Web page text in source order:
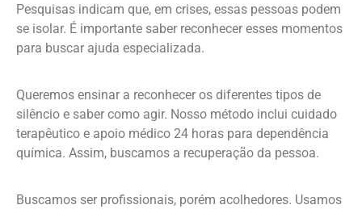
Pesquisas indicam que, em crises, essas pessoas podem
se isolar. É importante saber reconhecer esses momentos
para buscar ajuda especializada.
Queremos ensinar a reconhecer os diferentes tipos de
silêncio e saber como agir. Nosso método inclui cuidado
terapêutico e apoio médico 24 horas para dependência
química. Assim, buscamos a recuperação da pessoa.
Buscamos ser profissionais, porém acolhedores. Usamos